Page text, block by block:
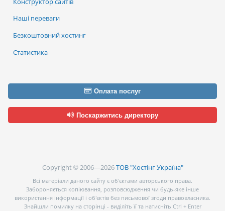
Наші переваги
Безкоштовний хостинг
Статистика
Оплата послуг
Поскаржитись директору
Copyright © 2006—2026ТОВ "Хостінг Україна"
Всі матеріали даного сайту є об’єктами авторського права.
Забороняється копіювання, розповсюдження чи будь-яке інше
використання інформації і об’єктів без письмової згоди правовласника.
Знайшли помилку на сторінці - виділіть її та натисніть Ctrl + Enter